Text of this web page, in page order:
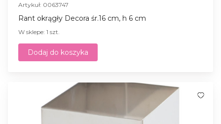
Artykuł: 0063747
Rant okrągły Decora śr.16 cm, h 6 cm
W sklepe: 1 szt.
Dodaj do koszyka